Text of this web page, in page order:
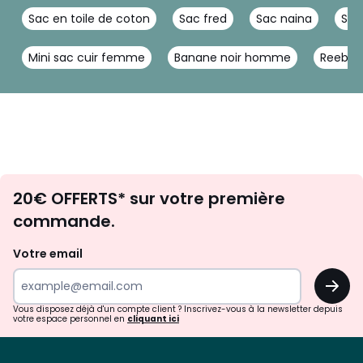
Sac en toile de coton Sac fred Sac naina
Mini sac cuir femme Banane noir homme
d'inspirations
surprises?
20€ OFFERTS* sur votre première
commande.
Votre email
OK
Vous disposez déjà d'un compte client ? Inscrivez-vous à la newsletter depuis
votre espace personnel en cliquant ici